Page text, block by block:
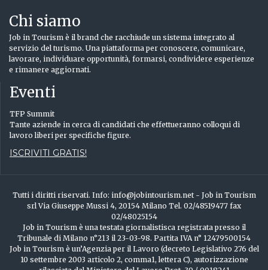
Chi siamo
Job in Tourism è il brand che racchiude un sistema integrato al
servizio del turismo. Una piattaforma per conoscere, comunicare,
lavorare, individuare opportunità, formarsi, condividere esperienze
e rimanere aggiornati.
Eventi
TFP Summit
Tante aziende in cerca di candidati che effettueranno colloqui di
lavoro liberi per specifiche figure.
ISCRIVITI GRATIS!
Tutti i diritti riservati. Info: info@jobintourism.net - Job in Tourism
srl Via Giuseppe Mussi 4, 20154 Milano Tel. 02/48519477 fax
02/48025154
Job in Tourism è una testata giornalistisca registrata presso il
Tribunale di Milano n°213 il 23-03-98. Partita IVA n° 12479500154
Job in Tourism è un’Agenzia per il Lavoro (decreto Legislativo 276 del
10 settembre 2003 articolo 2, comma1, lettera C), autorizzazione